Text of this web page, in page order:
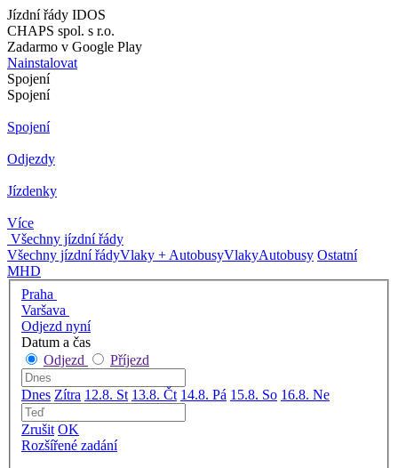
Jízdní řády IDOS
CHAPS spol. s r.o.
Zadarmo v Google Play
Nainstalovat
Spojení
Spojení
Spojení
Odjezdy
Jízdenky
Více
Všechny jízdní řády
Všechny jízdní řádyVlaky + AutobusyVlakyAutobusy Ostatní
MHD
Praha
Varšava
Odjezd nyní
Datum a čas
Odjezd
Příjezd
Dnes Zítra 12.8. St 13.8. Čt 14.8. Pá 15.8. So 16.8. Ne
Zrušit OK
Rozšířené zadání